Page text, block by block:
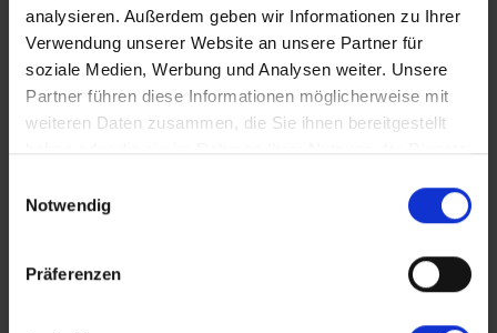
analysieren. Außerdem geben wir Informationen zu Ihrer
Verwendung unserer Website an unsere Partner für
soziale Medien, Werbung und Analysen weiter. Unsere
Partner führen diese Informationen möglicherweise mit
weiteren Daten zusammen, die Sie ihnen bereitgestellt
haben oder die sie im Rahmen Ihrer Nutzung der Dienste
Notwendig
Präferenzen